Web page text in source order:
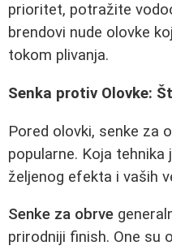
prioritet, potražite
brendovi nude olovke
tokom plivanja.
Senka protiv Olovke:
Pored olovki, senke za
popularne. Koja tehnika
željenog efekta i vaših
Senke za obrve
prirodniji finish. One su